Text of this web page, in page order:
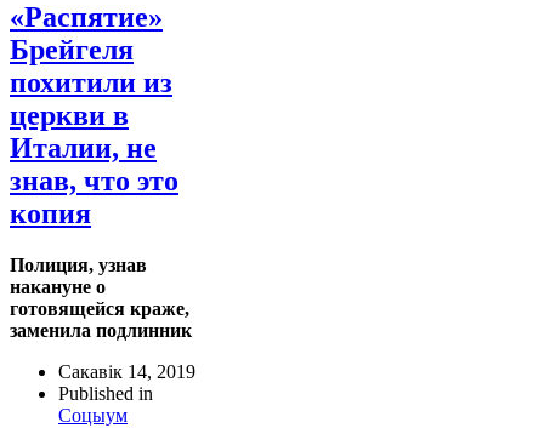
«Распятие»
Брейгеля
похитили из
церкви в
Италии, не
знав, что это
копия
Полиция, узнав
накануне о
готовящейся краже,
заменила подлинник
Сакавік 14, 2019
Published in
Соцыум